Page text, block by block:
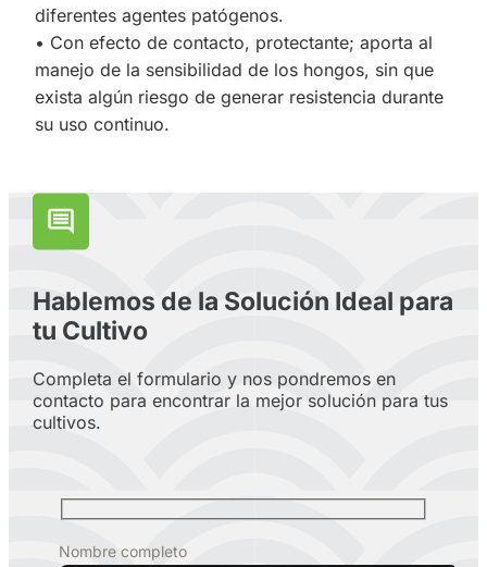
diferentes agentes patógenos.
• Con efecto de contacto, protectante; aporta al
manejo de la sensibilidad de los hongos, sin que
exista algún riesgo de generar resistencia durante
su uso continuo.
Hablemos de la Solución Ideal para
tu Cultivo
Completa el formulario y nos pondremos en
contacto para encontrar la mejor solución para tus
cultivos.
Nombre completo